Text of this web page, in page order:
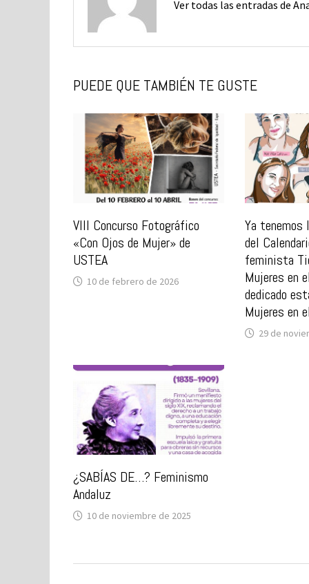
Ver todas las entradas de
PUEDE QUE TAMBIÉN TE GUSTE
VIII Concurso Fotográfico
«Con Ojos de Mujer» de
USTEA
10 de febrero de 2026
Ya tenemos
del
feminista
Mujeres en
dedicado
Mujeres en
29 de
¿SABÍAS DE…? Feminismo
Andaluz
10 de noviembre de 2025